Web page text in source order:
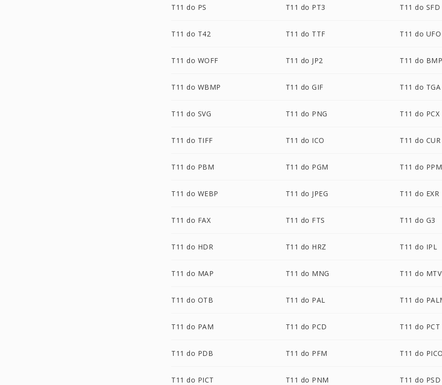
T11 do PS T11 do PT3 T11 do SFD
T11 do T42 T11 do TTF T11 do UFO
T11 do WOFF T11 do JP2 T11 do
T11 do WBMP T11 do GIF T11 do TGA
T11 do SVG T11 do PNG T11 do PCX
T11 do TIFF T11 do ICO T11 do CUR
T11 do PBM T11 do PGM T11 do PPM
T11 do WEBP T11 do JPEG T11 do EXR
T11 do FAX T11 do FTS T11 do G3
T11 do HDR T11 do HRZ T11 do IPL
T11 do MAP T11 do MNG T11 do MTV
T11 do OTB T11 do PAL T11 do
T11 do PAM T11 do PCD T11 do PCT
T11 do PDB T11 do PFM T11 do
T11 do PICT T11 do PNM T11 do PSD